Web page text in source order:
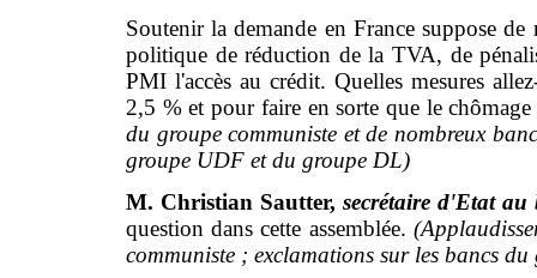
Soutenir la demande en France suppose
politique de réduction de la TVA, de
PMI l'accès au crédit. Quelles mesures
2,5 % et pour faire en sorte que le
du groupe communiste et de nombreux
groupe UDF et du groupe DL)
M. Christian Sautter, secrétaire d'Etat
question dans cette assemblée.
communiste ; exclamations sur les bancs